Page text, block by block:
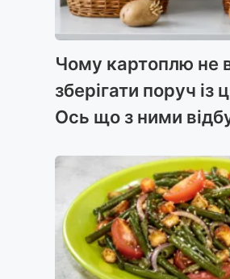
Чому картоплю не
зберігати поруч
Ось що з ними